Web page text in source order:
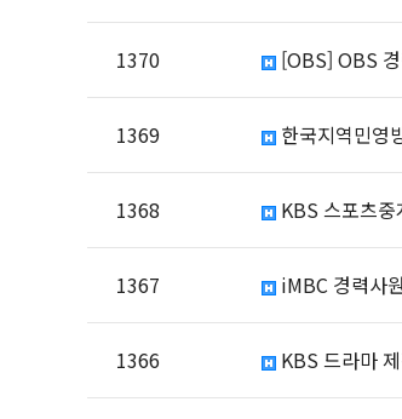
1370 [OBS] OBS
1369 한국지역민영
1368 KBS 스포츠중
1367 iMBC 경력사원
1366 KBS 드라마